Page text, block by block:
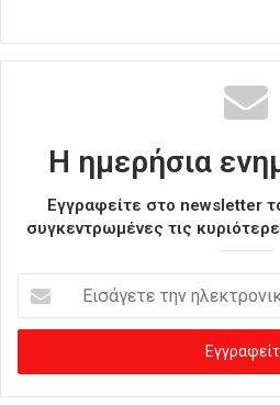
Η ημερήσια
Εγγραφείτε στο newsletter
συγκεντρωμένες τις
σ
γ
ε